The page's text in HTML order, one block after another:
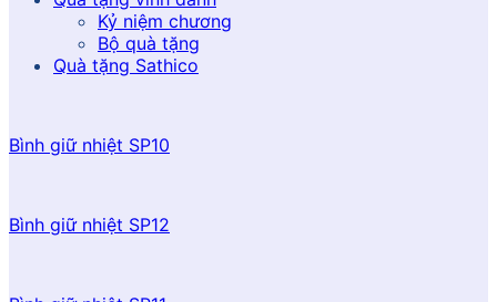
Kỷ niệm chương
Bộ quà tặng
Quà tặng Sathico
Bình giữ nhiệt SP10
Bình giữ nhiệt SP12